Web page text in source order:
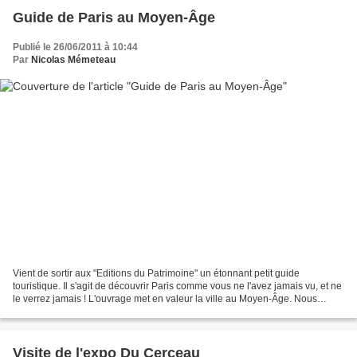
Guide de Paris au Moyen-Âge
Publié le 26/06/2011 à 10:44
Par Nicolas Mémeteau
Vient de sortir aux "Editions du Patrimoine" un étonnant petit guide
touristique. Il s'agit de découvrir Paris comme vous ne l'avez jamais vu, et ne
le verrez jamais ! L'ouvrage met en valeur la ville au Moyen-Âge. Nous
Visite de l'expo Du Cerceau